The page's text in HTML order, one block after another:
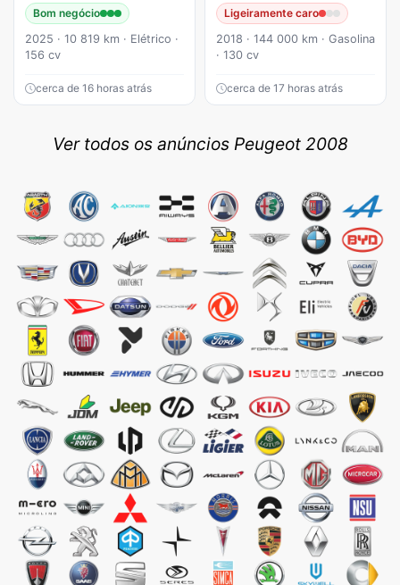
Bom negócio
2025 · 10 819 km · Elétrico ·
156 cv
cerca de 16 horas atrás
Ligeiramente caro
2018 · 144 000 km · Gasolina
· 130 cv
cerca de 17 horas atrás
Ver todos os anúncios Peugeot 2008